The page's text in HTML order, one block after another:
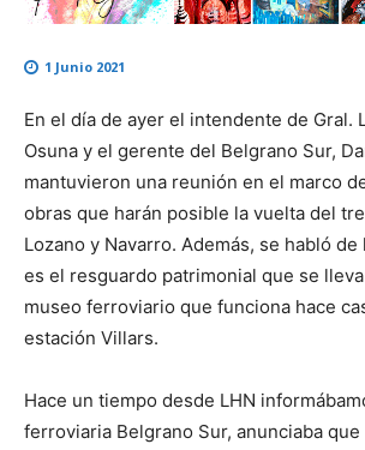
1 Junio 2021
En el día de ayer el intendente de Gral.
Osuna y el gerente del Belgrano Sur,
mantuvieron una reunión en el marco
obras que harán posible la vuelta del
Lozano y Navarro. Además, se habló
es el resguardo patrimonial que se
museo ferroviario que funciona hace
estación Villars.
Hace un tiempo desde LHN
ferroviaria Belgrano Sur, anunciaba que